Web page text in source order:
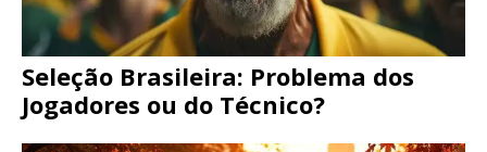
Seleção Brasileira: Problema dos
Jogadores ou do Técnico?